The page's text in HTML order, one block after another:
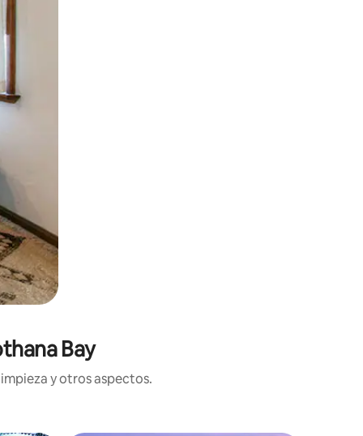
desliza el dedo.
Bay
y otros aspectos.